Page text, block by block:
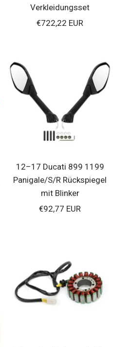
Verkleidungsset
Verkaufspreis
€722,22 EUR
12–17 Ducati 899 1199
Panigale/S/R Rückspiegel
mit Blinker
Verkaufspreis
€92,77 EUR